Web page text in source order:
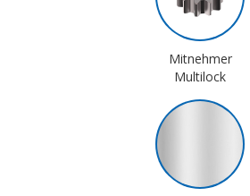
Mitnehmer
Multilock